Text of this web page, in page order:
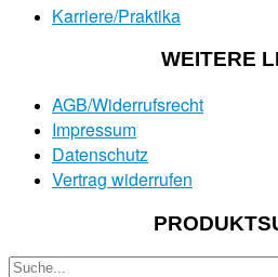
Karriere/Praktika
WEITERE
AGB/Widerrufsrecht
Impressum
Datenschutz
Vertrag widerrufen